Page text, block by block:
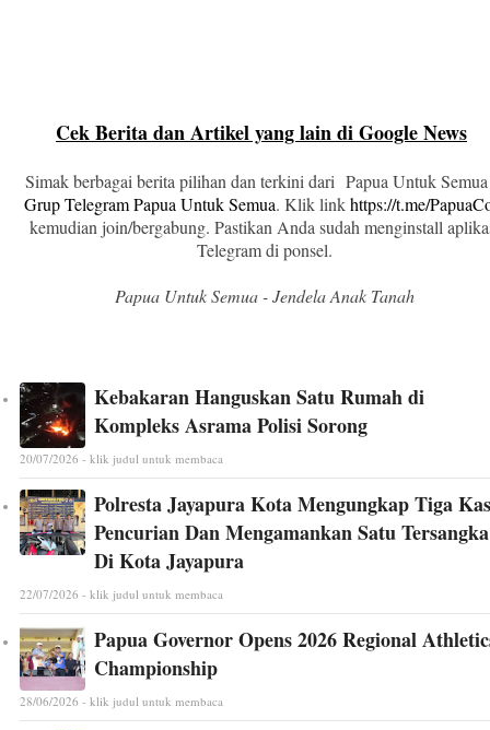
Cek Berita dan Artikel yang lain di Google News
Simak berbagai berita pilihan dan terkini dari Papua Untuk
Grup Telegram Papua Untuk Semua. Klik linkhttps://t.me/
kemudian join/bergabung. Pastikan Anda sudah menginstall
Telegram di ponsel.
Papua Untuk Semua - Jendela Anak Tanah
Kebakaran Hanguskan Satu Rumah di
Kompleks Asrama Polisi Sorong
20/07/2026 - klik judul untuk membaca
Polresta Jayapura Kota Mengungkap Tiga
Pencurian Dan Mengamankan Satu Tersangka
Di Kota Jayapura
22/07/2026 - klik judul untuk membaca
Papua Governor Opens 2026 Regional
Championship
28/06/2026 - klik judul untuk membaca